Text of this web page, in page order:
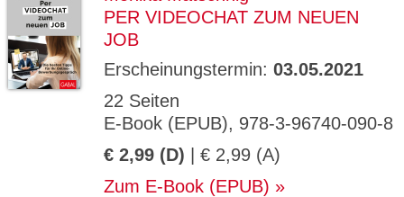
PER VIDEOCHAT ZUM NEUEN
JOB
Erscheinungstermin: 03.05.2021
22 Seiten
E-Book (EPUB), 978-3-96740-090-8
€ 2,99 (D) | € 2,99 (A)
Zum E-Book (EPUB)